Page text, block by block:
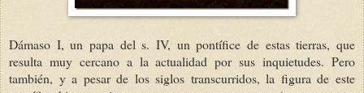
Dámaso I, un papa del s. IV, un pontífice de estas tierras, que
resulta muy cercano a la actualidad por sus inquietudes. Pero
también, y a pesar de los siglos transcurridos, la figura de este